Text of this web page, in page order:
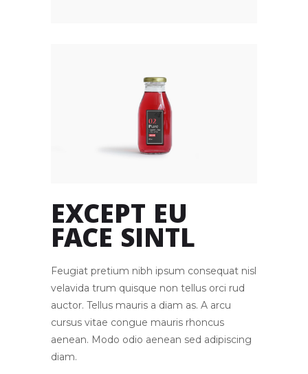
EXCEPT EU
FACE SINTL
Feugiat pretium nibh ipsum consequat nisl
velavida trum quisque non tellus orci rud
auctor. Tellus mauris a diam as. A arcu
cursus vitae congue mauris rhoncus
aenean. Modo odio aenean sed adipiscing
diam.